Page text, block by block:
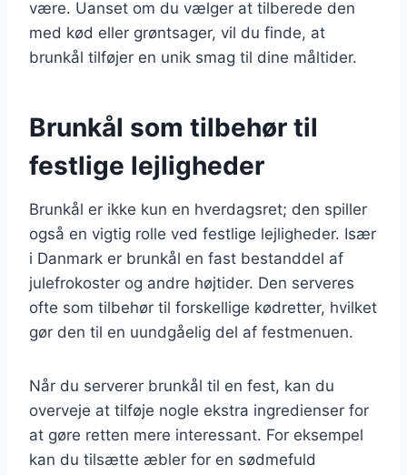
være. Uanset om du vælger at tilberede den
med kød eller grøntsager, vil du finde, at
brunkål tilføjer en unik smag til dine måltider.
Brunkål som tilbehør til
festlige lejligheder
Brunkål er ikke kun en hverdagsret; den spiller
også en vigtig rolle ved festlige lejligheder. Især
i Danmark er brunkål en fast bestanddel af
julefrokoster og andre højtider. Den serveres
ofte som tilbehør til forskellige kødretter, hvilket
gør den til en uundgåelig del af festmenuen.
Når du serverer brunkål til en fest, kan du
overveje at tilføje nogle ekstra ingredienser for
at gøre retten mere interessant. For eksempel
kan du tilsætte æbler for en sødmefuld